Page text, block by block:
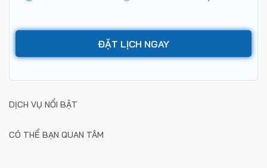
DỊCH VỤ NỔI BẬT
CÓ THỂ BẠN QUAN TÂM